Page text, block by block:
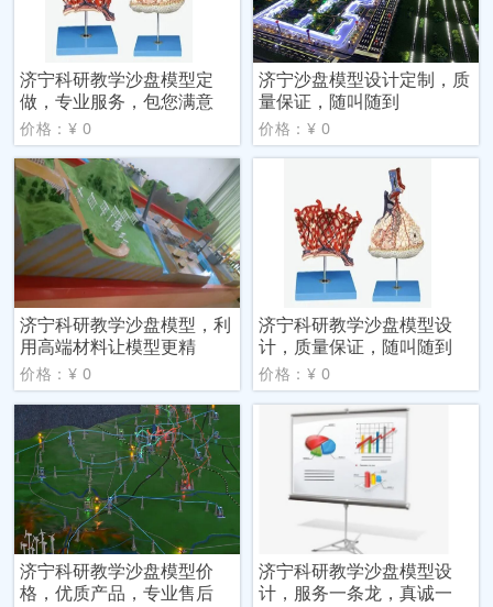
济宁科研教学沙盘模型定
做，专业服务，包您满意
价格：¥ 0
济宁沙盘模型设计定制，质
量保证，随叫随到
价格：¥ 0
济宁科研教学沙盘模型，利
用高端材料让模型更精
价格：¥ 0
济宁科研教学沙盘模型设
计，质量保证，随叫随到
价格：¥ 0
济宁科研教学沙盘模型价
格，优质产品，专业售后
济宁科研教学沙盘模型设
计，服务一条龙，真诚一